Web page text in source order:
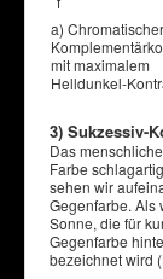
a) Chromatischer
mit maximalem
Helldunkel-
3) Sukzessiv-
Das
Farbe
sehen wir
Gegenfarbe. Als
Sonne, die für
Gegenfarbe
bezeichnet wird